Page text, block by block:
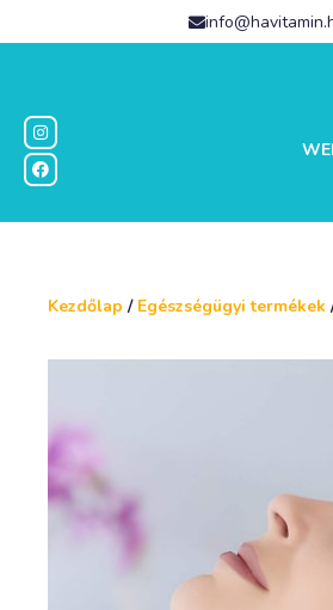
Kezdőlap / Egészségügyi termékek